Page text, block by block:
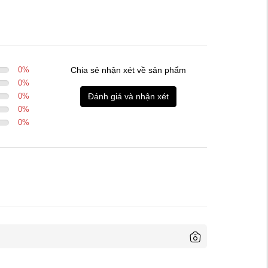
0%
0%
0%
0%
0%
Chia sẻ nhận xét về sản phẩm
Đánh giá và nhận xét